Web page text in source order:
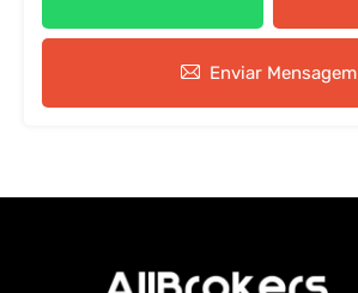
Enviar Mensagem